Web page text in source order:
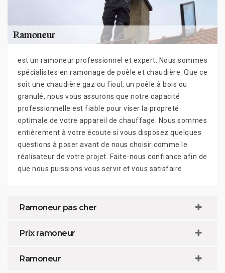
est un ramoneur professionnel et expert. Nous sommes
spécialistes en ramonage de poêle et chaudière. Que ce
soit une chaudière gaz ou fioul, un poêle à bois ou
granulé, nous vous assurons que notre capacité
professionnelle est fiable pour viser la propreté
optimale de votre appareil de chauffage. Nous sommes
entièrement à votre écoute si vous disposez quelques
questions à poser avant de nous choisir comme le
réalisateur de votre projet. Faite-nous confiance afin de
que nous puissions vous servir et vous satisfaire.
Ramoneur pas cher
Prix ramoneur
Ramoneur